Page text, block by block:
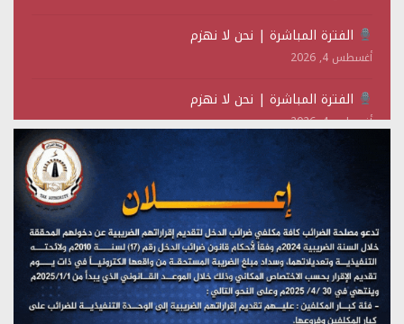
الفترة المباشرة | نحن لا نهزم
أغسطس 4, 2026
الفترة المباشرة | نحن لا نهزم
أغسطس 4, 2026
الليلة | الساعة 10:00 مساءً
أغسطس 2, 2026
تستمعون لبرنامج (حدث في مثل هذا اليوم)
يوليو 28, 2026
(نحن لا نهزم) بث مباشر
يوليو 28, 2026